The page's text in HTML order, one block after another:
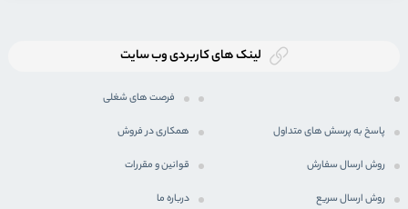
لینک های کاربردی وب سایت
فرصت های شغلی
پاسخ به پرسش های متداول همکاری در فروش
روش ارسال سفارش قوانین و مقررات
روش ارسال سریع درباره ما